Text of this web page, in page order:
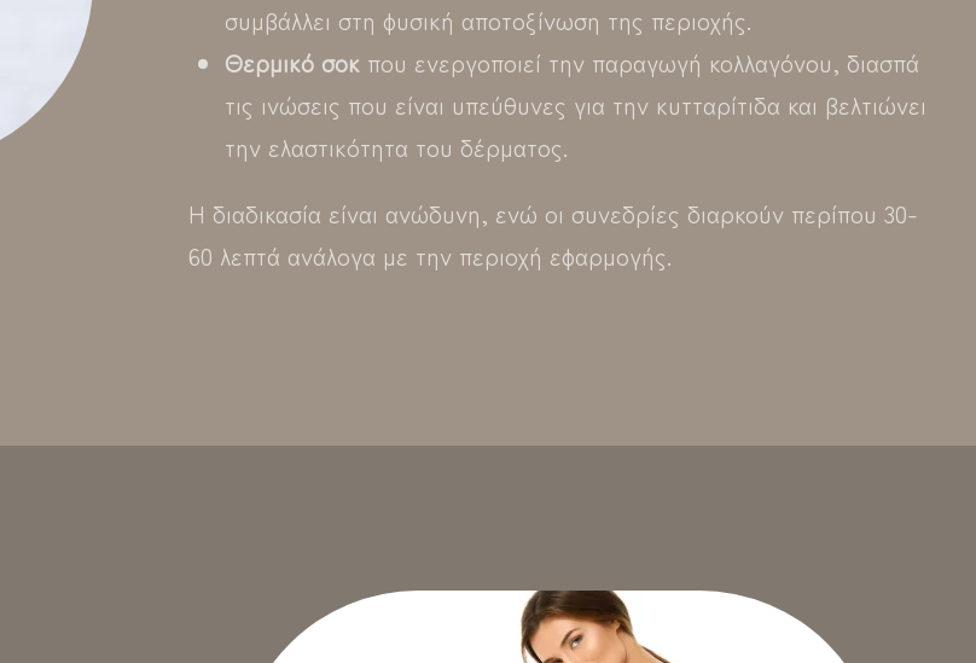
συμβάλλει στη φυσική αποτοξίνωση της περιοχής.
Θερμικό σοκ που ενεργοποιεί την παραγωγή κολλαγόνου, διασπά
τις ινώσεις που είναι υπεύθυνες για την κυτταρίτιδα και βελτιώνει
την ελαστικότητα του δέρματος.
Η διαδικασία είναι ανώδυνη, ενώ οι συνεδρίες διαρκούν περίπου 30-
60 λεπτά ανάλογα με την περιοχή εφαρμογής.